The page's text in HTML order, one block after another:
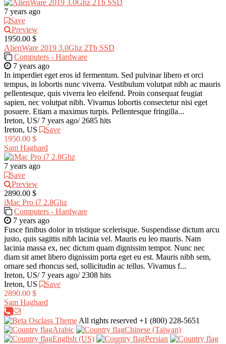
7 years ago
Save
Preview
1950.00 $
AlienWare 2019 3.0Ghz 2Tb SSD
Computers - Hardware
7 years ago
In imperdiet eget eros id fermentum. Sed pulvinar libero et orci
tempus, in lobortis nunc viverra. Vestibulum volutpat nibh ac mauris
pellentesque, quis viverra leo eleifend. Proin consequat feugiat
sapien, nec volutpat nibh. Vivamus lobortis consectetur nisi eget
posuere. Etiam a maximus turpis. Pellentesque fringilla...
Ireton, US/ 7 years ago/ 2685 hits
Ireton, US
Save
1950.00 $
Sam Haghard
7 years ago
Save
Preview
2890.00 $
iMac Pro i7 2.8Ghz
Computers - Hardware
7 years ago
Fusce finibus dolor in tristique scelerisque. Suspendisse dictum arcu
justo, quis sagittis nibh lacinia vel. Mauris eu leo mauris. Nam
lacinia massa ex, nec dictum quam dignissim tempor. Nunc nec
diam sit amet libero dignissim porta eget eu est. Mauris nibh sem,
ornare sed rhoncus sed, sollicitudin ac tellus. Vivamus f...
Ireton, US/ 7 years ago/ 2308 hits
Ireton, US
Save
2890.00 $
Sam Haghard
All rights reserved +1 (800) 228-5651
Arabic‎
Chinese (Taiwan)‎
English (US)‎
Persian‎